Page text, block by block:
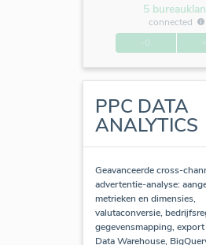
5
connected
PPC DATA
ANALYTICS
Geavanceerde cross-
advertentie-analyse:
metrieken en dimensies,
valutaconversie,
gegevensmapping,
Data Warehouse,